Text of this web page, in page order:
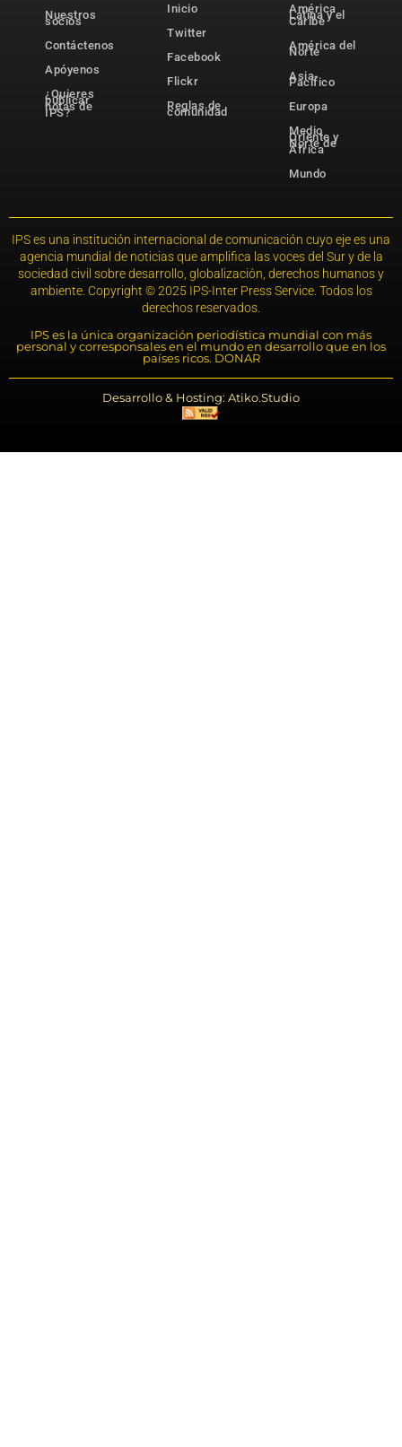
Nuestros
socios
Contáctenos
Apóyenos
¿Quieres
publicar
notas de
IPS?
Inicio
Twitter
Facebook
Flickr
Reglas de
comunidad
América
Latina y el
Caribe
América del
Norte
Asia-
Pacífico
Europa
Medio
Oriente y
Norte de
África
Mundo
IPS es una institución internacional de comunicación cuyo eje es una
agencia mundial de noticias que amplifica las voces del Sur y de la
sociedad civil sobre desarrollo, globalización, derechos humanos y
ambiente. Copyright © 2025 IPS-Inter Press Service. Todos los
derechos reservados.
IPS es la única organización periodística mundial con más
personal y corresponsales en el mundo en desarrollo que en los
países ricos. DONAR
Desarrollo & Hosting: Atiko.Studio